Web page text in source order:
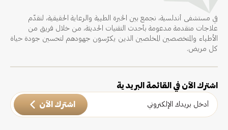
في مستشفى أندلسية، نجمع بين الخبرة الطبية والرعاية الحقيقية، لنقدّم
علاجات متقدمة مدعومة بأحدث التقنيات الحديثة، من خلال فريق من
الأطباء والمتخصصين المخلصين الذين يكرّسون جهودهم لتحسين جودة حياة
كل مريض.
اشترك الآن في القائمة البريدية
اشترك الآن